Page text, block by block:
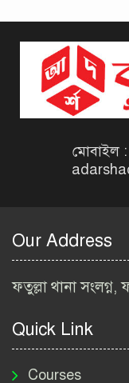
মোবাইল
Our Address
ফতুল্লা থানা সংলগ্ন,
Quick Link
Courses